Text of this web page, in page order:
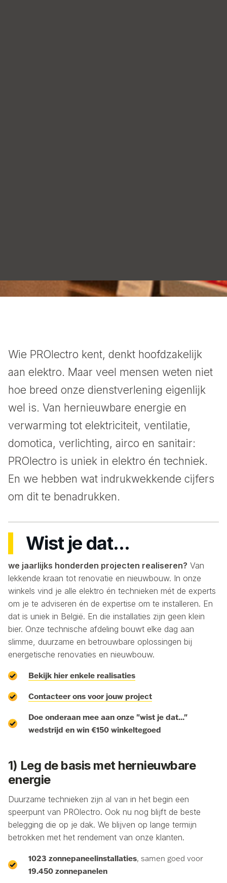
Wie PROlectro kent, denkt hoofdzakelijk
aan elektro. Maar veel mensen weten niet
hoe breed onze dienstverlening eigenlijk
wel is. Van hernieuwbare energie en
verwarming tot elektriciteit, ventilatie,
domotica, verlichting, airco en sanitair:
PROlectro is uniek in elektro én techniek.
En we hebben wat indrukwekkende cijfers
om dit te benadrukken.
Wist je dat...
we jaarlijks honderden projecten realiseren? Van
lekkende kraan tot renovatie en nieuwbouw. In onze
winkels vind je alle elektro én technieken mét de experts
om je te adviseren én de expertise om te installeren. En
dat is uniek in België. En die installaties zijn geen klein
bier. Onze technische afdeling bouwt elke dag aan
slimme, duurzame en betrouwbare oplossingen bij
energetische renovaties en nieuwbouw.
Bekijk hier enkele realisaties
Contacteer ons voor jouw project
Doe onderaan mee aan onze "wist je dat..."
wedstrijd en win €150 winkeltegoed
1) Leg de basis met hernieuwbare
energie
Duurzame technieken zijn al van in het begin een
speerpunt van PROlectro. Ook nu nog blijft de beste
belegging die op je dak. We blijven op lange termijn
betrokken met het rendement van onze klanten.
1023 zonnepaneelinstallaties, samen goed voor
19.450 zonnepanelen